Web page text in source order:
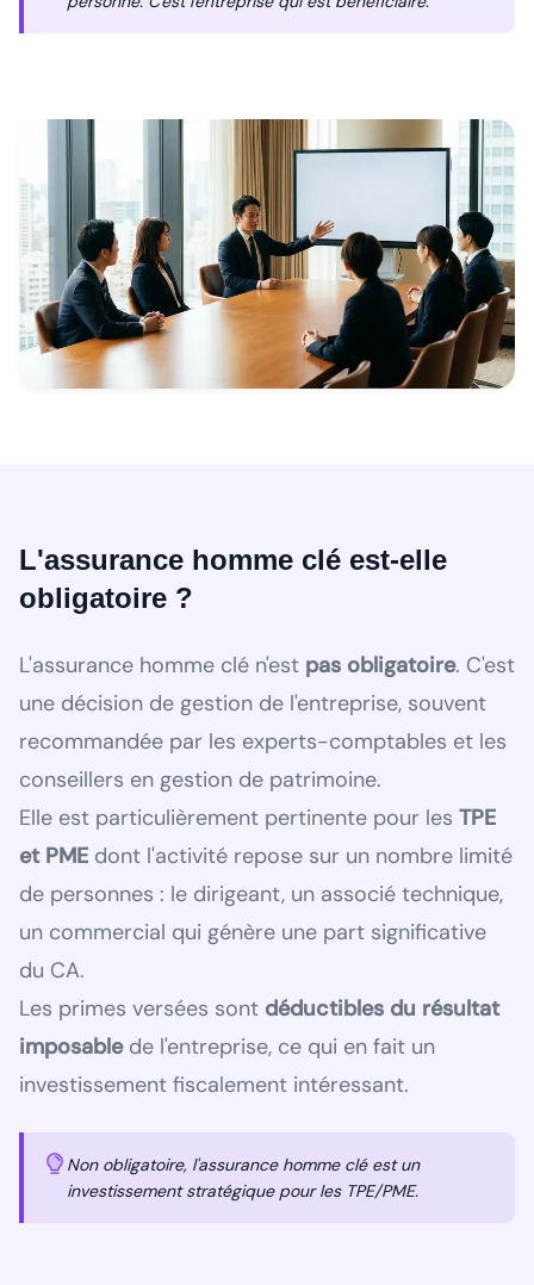
L'assurance homme clé est-elle
obligatoire ?
L'assurance homme clé n'est pas obligatoire. C'est
une décision de gestion de l'entreprise, souvent
recommandée par les experts-comptables et les
conseillers en gestion de patrimoine.
Elle est particulièrement pertinente pour les TPE
et PME dont l'activité repose sur un nombre limité
de personnes : le dirigeant, un associé technique,
un commercial qui génère une part significative
du CA.
Les primes versées sont déductibles du résultat
imposablede l'entreprise, ce qui en fait un
investissement fiscalement intéressant.
Non obligatoire, l'assurance homme clé est un
investissement stratégique pour les TPE/PME.